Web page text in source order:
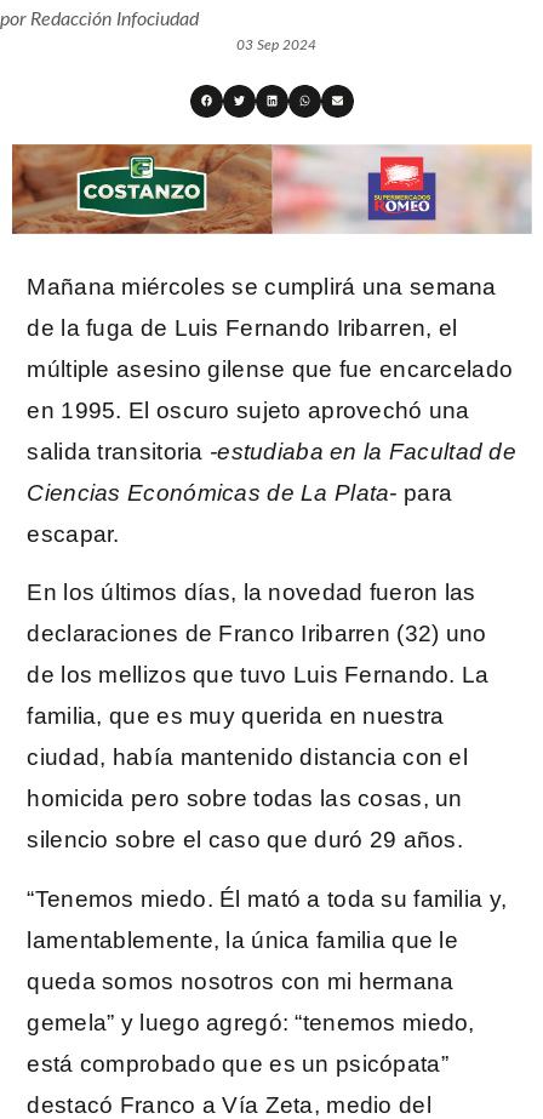
porRedacción Infociudad
03 Sep 2024
Mañana miércoles se cumplirá una semana
de la fuga de Luis Fernando Iribarren, el
múltiple asesino gilense que fue encarcelado
en 1995. El oscuro sujeto aprovechó una
salida transitoria -estudiaba en la Facultad de
Ciencias Económicas de La Plata- para
escapar.
En los últimos días, la novedad fueron las
declaraciones de Franco Iribarren (32) uno
de los mellizos que tuvo Luis Fernando. La
familia, que es muy querida en nuestra
ciudad, había mantenido distancia con el
homicida pero sobre todas las cosas, un
silencio sobre el caso que duró 29 años.
“Tenemos miedo. Él mató a toda su familia y,
lamentablemente, la única familia que le
queda somos nosotros con mi hermana
gemela” y luego agregó: “tenemos miedo,
está comprobado que es un psicópata”
destacó Franco a Vía Zeta, medio del